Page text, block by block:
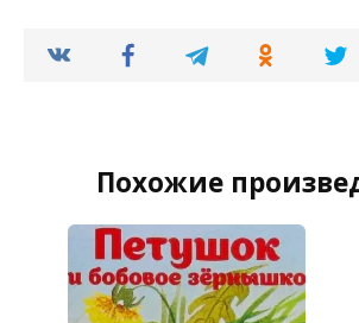
Похожие